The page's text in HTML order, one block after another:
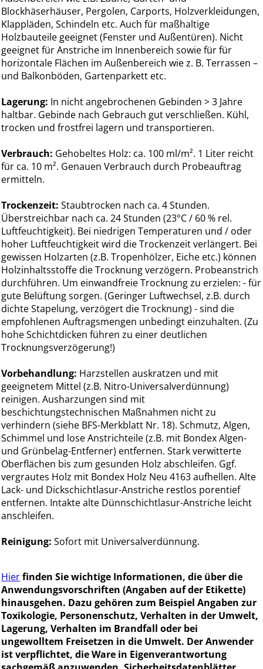
Blockhäserhäuser, Pergolen, Carports, Holzverkleidungen,
Klappläden, Schindeln etc. Auch für maßhaltige
Holzbauteile geeignet (Fenster und Außentüren). Nicht
geeignet für Anstriche im Innenbereich sowie für für
horizontale Flächen im Außenbereich wie z. B. Terrassen –
und Balkonböden, Gartenparkett etc.
Lagerung: In nicht angebrochenen Gebinden > 3 Jahre
haltbar. Gebinde nach Gebrauch gut verschließen. Kühl,
trocken und frostfrei lagern und transportieren.
Verbrauch: Gehobeltes Holz: ca. 100 ml/m². 1 Liter reicht
für ca. 10 m². Genauen Verbrauch durch Probeauftrag
ermitteln.
Trockenzeit:Staubtrocken nach ca. 4 Stunden.
Überstreichbar nach ca. 24 Stunden (23°C / 60 % rel.
Luftfeuchtigkeit). Bei niedrigen Temperaturen und / oder
hoher Luftfeuchtigkeit wird die Trockenzeit verlängert. Bei
gewissen Holzarten (z.B. Tropenhölzer, Eiche etc.) können
Holzinhaltsstoffe die Trocknung verzögern. Probeanstrich
durchführen. Um einwandfreie Trocknung zu erzielen: - für
gute Belüftung sorgen. (Geringer Luftwechsel, z.B. durch
dichte Stapelung, verzögert die Trocknung) - sind die
empfohlenen Auftragsmengen unbedingt einzuhalten. (Zu
hohe Schichtdicken führen zu einer deutlichen
Trocknungsverzögerung!)
Vorbehandlung: Harzstellen auskratzen und mit
geeignetem Mittel (z.B. Nitro-Universalverdünnung)
reinigen. Ausharzungen sind mit
beschichtungstechnischen Maßnahmen nicht zu
verhindern (siehe BFS-Merkblatt Nr. 18). Schmutz, Algen,
Schimmel und lose Anstrichteile (z.B. mit Bondex Algen-
und Grünbelag-Entferner) entfernen. Stark verwitterte
Oberflächen bis zum gesunden Holz abschleifen. Ggf.
vergrautes Holz mit Bondex Holz Neu 4163 aufhellen. Alte
Lack- und Dickschichtlasur-Anstriche restlos porentief
entfernen. Intakte alte Dünnschichtlasur-Anstriche leicht
anschleifen.
Reinigung:Sofort mit Universalverdünnung.
Hierfinden Sie wichtige Informationen, die über die
Anwendungsvorschriften (Angaben auf der Etikette)
hinausgehen. Dazu gehören zum Beispiel Angaben zur
Toxikologie, Personenschutz, Verhalten in der Umwelt,
Lagerung, Verhalten im Brandfall oder bei
ungewolltem Freisetzen in die Umwelt. Der Anwender
ist verpflichtet, die Ware in Eigenverantwortung